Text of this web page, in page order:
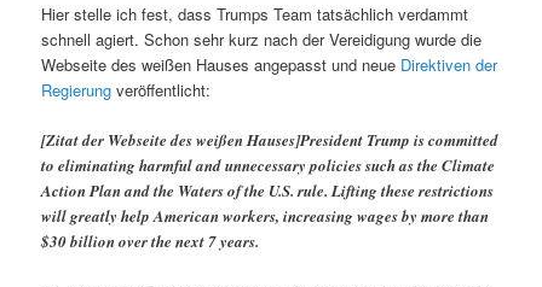
Hier stelle ich fest, dass Trumps Team tatsächlich verdammt
schnell agiert. Schon sehr kurz nach der Vereidigung wurde die
Webseite des weißen Hauses angepasst und neue Direktiven der
Regierung veröffentlicht:
[Zitat der Webseite des weißen Hauses]President Trump is committed
to eliminating harmful and unnecessary policies such as the Climate
Action Plan and the Waters of the U.S. rule. Lifting these restrictions
will greatly help American workers, increasing wages by more than
$30 billion over the next 7 years.